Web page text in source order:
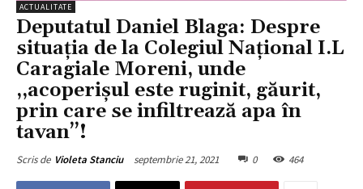
ACTUALITATE
Deputatul Daniel Blaga: Despre
situația de la Colegiul Național I.L
Caragiale Moreni, unde
,,acoperișul este ruginit, găurit,
prin care se infiltrează apa în
tavan’’!
Scris de Violeta Stanciu septembrie 21, 2021 0 464